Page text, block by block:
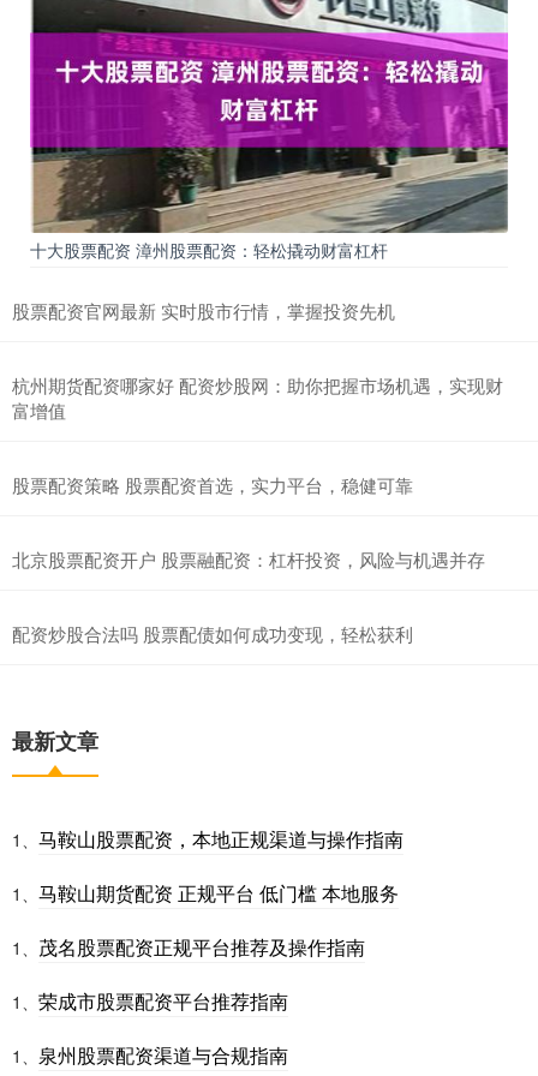
十大股票配资 漳州股票配资：轻松撬动财富杠杆
股票配资官网最新 实时股市行情，掌握投资先机
杭州期货配资哪家好 配资炒股网：助你把握市场机遇，实现财
富增值
股票配资策略 股票配资首选，实力平台，稳健可靠
北京股票配资开户 股票融配资：杠杆投资，风险与机遇并存
配资炒股合法吗 股票配债如何成功变现，轻松获利
最新文章
1、 马鞍山股票配资，本地正规渠道与操作指南
1、 马鞍山期货配资 正规平台 低门槛 本地服务
1、 茂名股票配资正规平台推荐及操作指南
1、 荣成市股票配资平台推荐指南
1、 泉州股票配资渠道与合规指南